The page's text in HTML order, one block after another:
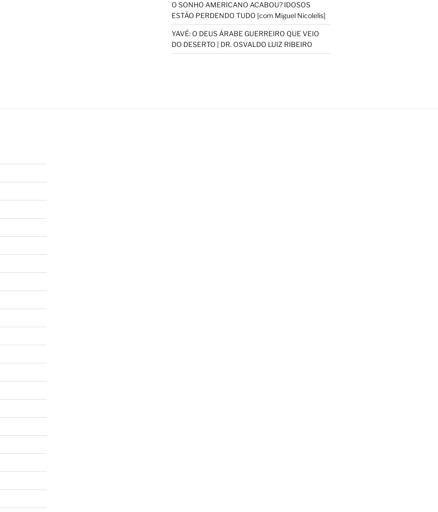
O SONHO AMERICANO ACABOU? IDOSOS
ESTÃO PERDENDO TUDO [com Miguel Nicolelis]
YAVÉ: O DEUS ÁRABE GUERREIRO QUE VEIO
DO DESERTO | DR. OSVALDO LUIZ RIBEIRO